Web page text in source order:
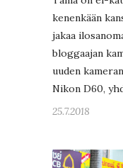
kenenkään
jakaa
bloggaajan
uuden
Nikon D60,
25.7.2018